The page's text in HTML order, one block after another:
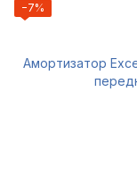
−7%
Амортизатор